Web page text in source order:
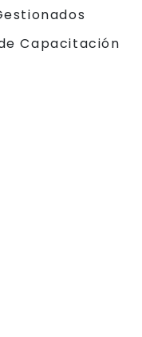
Capacitación